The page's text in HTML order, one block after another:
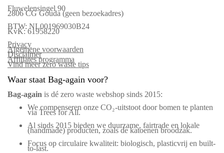
Fluwelensingel 90
2806 CG Gouda (geen bezoekadres)
BTW: NL001969030B24
KvK: 61958220
Privacy
Algemene voorwaarden
Disclaimer
Affiliates programma
Vind meer zero waste tips
Waar staat Bag-again voor?
Bag‑again is dé zero waste webshop sinds 2015:
We compenseren onze CO₂-uitstoot door bomen te planten
via Trees for All.
Al sinds 2015 bieden we duurzame, fairtrade en lokale
(handmade) producten, zoals de katoenen broodzak.
Focus op circulaire kwaliteit: biologisch, plasticvrij en built-
to-last.